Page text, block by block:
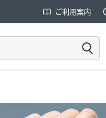
ご利用案内